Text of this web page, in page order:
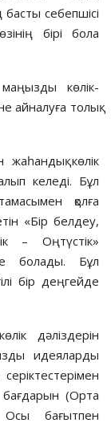
басты себеп­шісі
бірі бола
көлік-
айналуға толық
көлік
келеді. Бұл
қолға
«Бір белдеу,
– Оңтүстік»
болады. Бұл
бір деңгейде
дәліздерін
идеяларды
бағдарын (Орта
бағытпен